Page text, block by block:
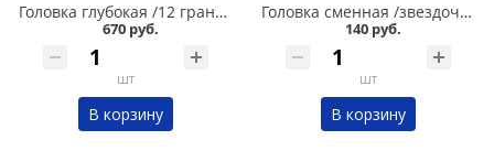
Головка глубокая /12 граней/ 30 мм в Кургане
670 руб.
шт
В корзину
Головка сменная /звездочка/ Е8/1/2 Сервис ключ в Кургане
140 руб.
шт
В корзину